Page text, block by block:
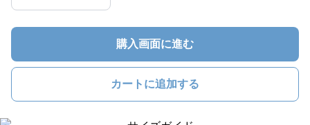
購入画面に進む
カートに追加する